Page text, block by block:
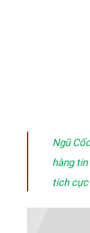
Ngũ
hàng
tích cực